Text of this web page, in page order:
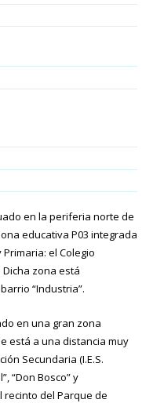
en la periferia norte de
educativa P03 integrada
el Colegio
Dicha zona está
“Industria”.
en una gran zona
está a una distancia muy
Secundaria (I.E.S.
“Don Bosco” y
recinto del Parque de